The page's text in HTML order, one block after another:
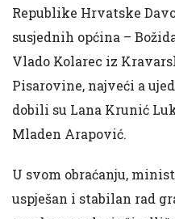
Republike Hrvatske
susjednih općina –
Vlado Kolarec iz
Pisarovine, najveći a
dobili su Lana Krunić
Mladen Arapović.
U svom obraćanju,
uspješan i stabilan rad